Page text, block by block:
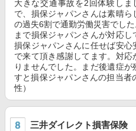
大きな交通事故を2回体験し
で、損保ジャパンさんは素晴
の過失6割で通勤労働災害でし
まで損保ジャパンさんが対応し
損保ジャパンさんに任せば安心
で来て頂き感謝してます。対
りませんでした。まだ後遺症
すと損保ジャパンさんの担当者
性）
三井ダイレクト損害保険